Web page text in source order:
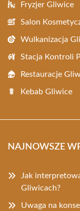
Fryzjer Gliwice
Salon
Wulkanizacja
Stacja Kontroli
Restauracje
Kebab Gliwice
NAJNOWSZE
Jak
Gliwicach?
Uwaga na